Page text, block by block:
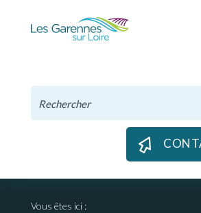
Vous êtes ici :